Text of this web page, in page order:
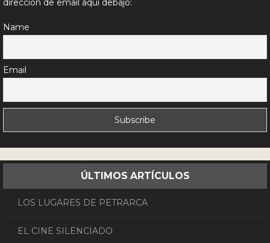
direccion de email aquí debajo:
Name
Email
ÚLTIMOS ARTÍCULOS
LOS LUGARES DE PETRARCA
EL CINE SILENCIADO